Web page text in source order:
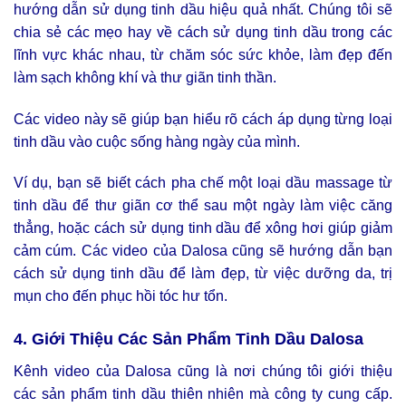
hướng dẫn sử dụng tinh dầu hiệu quả nhất. Chúng tôi sẽ
chia sẻ các mẹo hay về cách sử dụng tinh dầu trong các
lĩnh vực khác nhau, từ chăm sóc sức khỏe, làm đẹp đến
làm sạch không khí và thư giãn tinh thần.
Các video này sẽ giúp bạn hiểu rõ cách áp dụng từng loại
tinh dầu vào cuộc sống hàng ngày của mình.
Ví dụ, bạn sẽ biết cách pha chế một loại dầu massage từ
tinh dầu để thư giãn cơ thể sau một ngày làm việc căng
thẳng, hoặc cách sử dụng tinh dầu để xông hơi giúp giảm
cảm cúm. Các video của Dalosa cũng sẽ hướng dẫn bạn
cách sử dụng tinh dầu để làm đẹp, từ việc dưỡng da, trị
mụn cho đến phục hồi tóc hư tổn.
4. Giới Thiệu Các Sản Phẩm Tinh Dầu Dalosa
Kênh video của Dalosa cũng là nơi chúng tôi giới thiệu
các sản phẩm tinh dầu thiên nhiên mà công ty cung cấp.